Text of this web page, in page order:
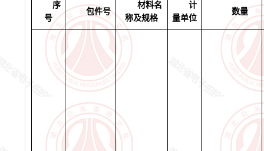
序
号
包件号
材料名
称及规格
计
量单位
数量